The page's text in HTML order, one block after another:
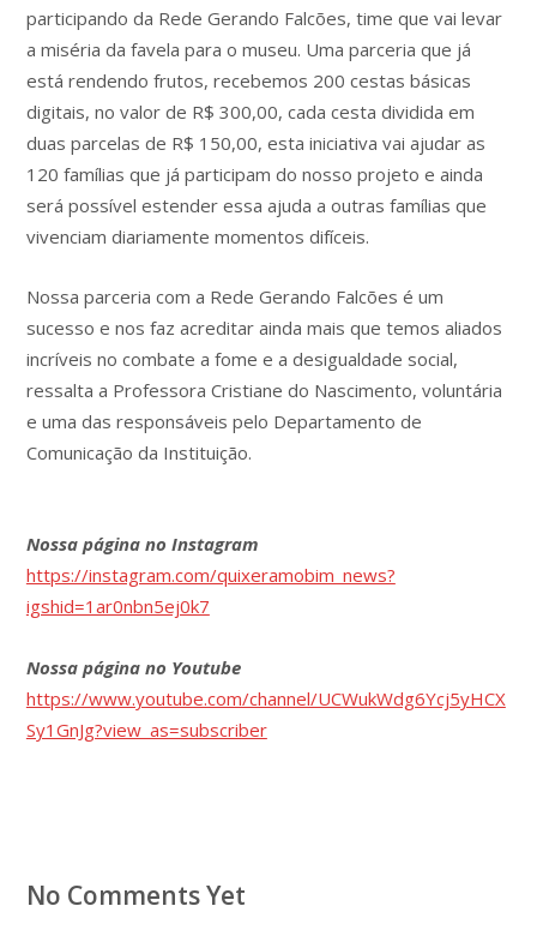
participando da Rede Gerando Falcões, time que vai levar
a miséria da favela para o museu. Uma parceria que já
está rendendo frutos, recebemos 200 cestas básicas
digitais, no valor de R$ 300,00, cada cesta dividida em
duas parcelas de R$ 150,00, esta iniciativa vai ajudar as
120 famílias que já participam do nosso projeto e ainda
será possível estender essa ajuda a outras famílias que
vivenciam diariamente momentos difíceis.
Nossa parceria com a Rede Gerando Falcões é um
sucesso e nos faz acreditar ainda mais que temos aliados
incríveis no combate a fome e a desigualdade social,
ressalta a Professora Cristiane do Nascimento, voluntária
e uma das responsáveis pelo Departamento de
Comunicação da Instituição.
Nossa página no Instagram
https://instagram.com/quixeramobim_news?
igshid=1ar0nbn5ej0k7
Nossa página no Youtube
https://www.youtube.com/channel/UCWukWdg6Ycj5yHCX
Sy1GnJg?view_as=subscriber
No Comments Yet